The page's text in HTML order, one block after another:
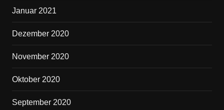
Januar 2021
Dezember 2020
November 2020
Oktober 2020
September 2020